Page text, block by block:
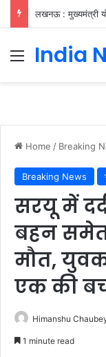
India
Home / Breaking
Breaking News
सरयू में
बहन समेत
मौत,
एक की
Himanshu
1 minute read